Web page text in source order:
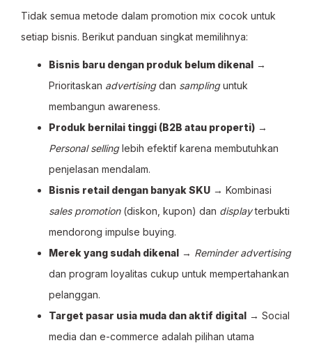
Tidak semua metode dalam promotion mix cocok untuk
setiap bisnis. Berikut panduan singkat memilihnya:
Bisnis baru dengan produk belum dikenal →
Prioritaskan advertisingdan samplinguntuk
membangun awareness.
Produk bernilai tinggi (B2B atau properti) →
Personal sellinglebih efektif karena membutuhkan
penjelasan mendalam.
Bisnis retail dengan banyak SKU → Kombinasi
sales promotion(diskon, kupon) dan displayterbukti
mendorong impulse buying.
Merek yang sudah dikenal → Reminder advertising
dan program loyalitas cukup untuk mempertahankan
pelanggan.
Target pasar usia muda dan aktif digital → Social
media dan e-commerce adalah pilihan utama